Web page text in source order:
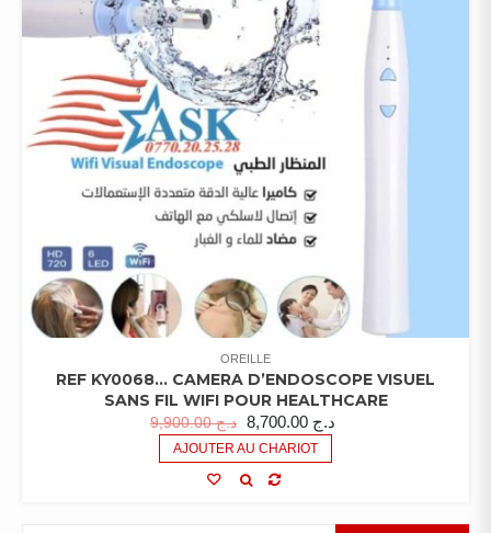
OREILLE
REF KY0068… CAMERA D’ENDOSCOPE VISUEL
SANS FIL WIFI POUR HEALTHCARE
د.ج9,900.00 د.ج
AJOUTER AU CHARIOT